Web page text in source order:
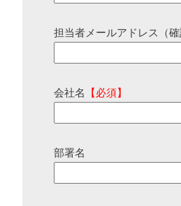
担当者メールアドレス（確
会社名 【必須】
部署名